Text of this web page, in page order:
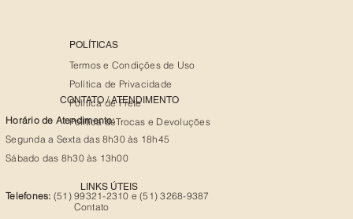
POLÍTICAS
Termos e Condições de Uso
Política de Privacidade
Política de Frete
Política deTrocas e Devoluções
LINKS ÚTEIS
Contato
CONTATO / ATENDIMENTO
Horário de Atendimento:
Segunda a Sexta das 8h30 às 18h45
Sábado das 8h30 às 13h00
Telefones: (51) 99321-2310 e (51) 3268-9387